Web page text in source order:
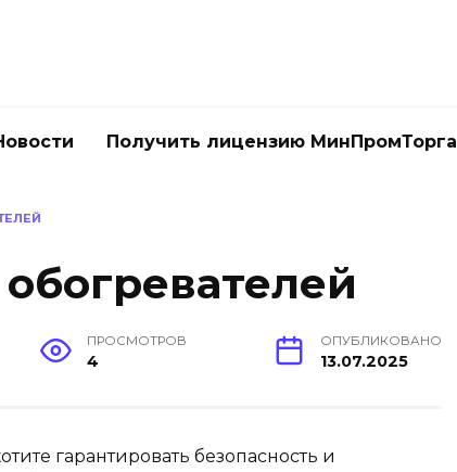
Получить лицензию МинПромТорга
ПРОСМОТРОВ
4
ОПУБЛИКОВАНО
13.07.2025
гарантировать безопасность и